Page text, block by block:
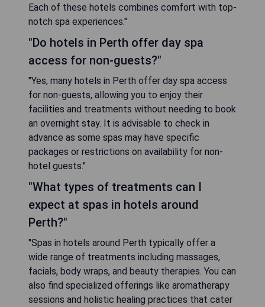
Each of these hotels combines comfort with top-
notch spa experiences."
"Do hotels in Perth offer day spa
access for non-guests?"
"Yes, many hotels in Perth offer day spa access
for non-guests, allowing you to enjoy their
facilities and treatments without needing to book
an overnight stay. It is advisable to check in
advance as some spas may have specific
packages or restrictions on availability for non-
hotel guests."
"What types of treatments can I
expect at spas in hotels around
Perth?"
"Spas in hotels around Perth typically offer a
wide range of treatments including massages,
facials, body wraps, and beauty therapies. You can
also find specialized offerings like aromatherapy
sessions and holistic healing practices that cater